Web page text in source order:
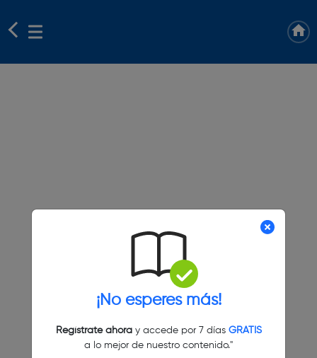
¡No esperes más!
Regístrate ahoray accede por 7 días GRATIS
a lo mejor de nuestro contenido."